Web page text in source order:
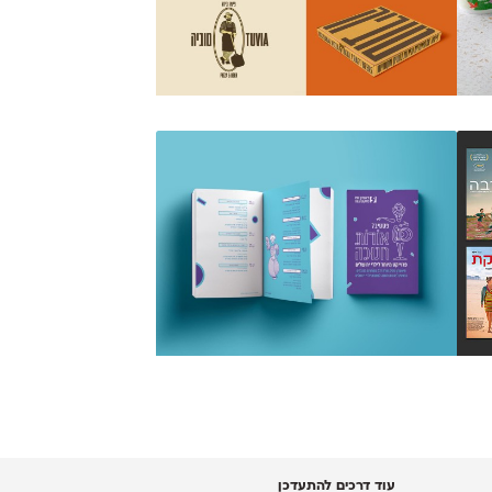
עוד דרכים להתעדכן